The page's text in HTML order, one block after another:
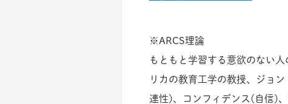
※ARCS理論
もともと学習する意欲のない
リカの教育工学の教授、ジョ
連性)、コンフィデンス(自信)